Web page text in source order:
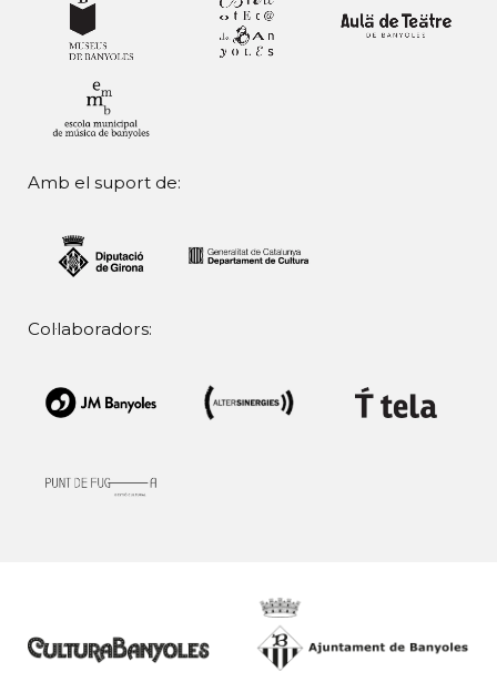
Amb el suport de:
Col·laboradors: